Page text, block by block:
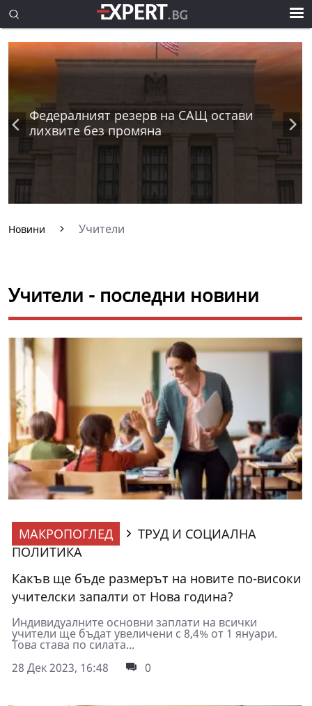
Федералният резерв на САЩ остави
лихвите без промяна
Новини Учители
Учители - последни новини
МАКРОПОГЛЕД
ТРУД И СОЦИАЛНА
ПОЛИТИКА
Какъв ще бъде размерът на новите по-високи
учителски запалти от Нова година?
Индивидуалните основни заплати на всички
учители ще бъдат увеличени с 8,4% от 1 януари.
Това става по силата...
28 Дек 2023, 16:48
0